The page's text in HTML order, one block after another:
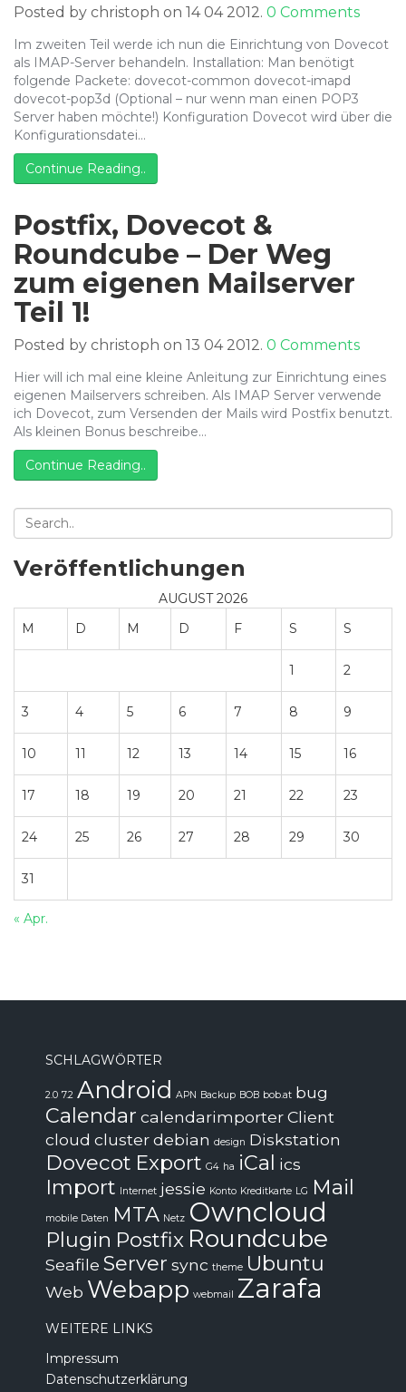
Posted by christoph on 14 04 2012. 0 Comments
Im zweiten Teil werde ich nun die Einrichtung von Dovecot
als IMAP-Server behandeln. Installation: Man benötigt
folgende Packete: dovecot-common dovecot-imapd
dovecot-pop3d (Optional – nur wenn man einen POP3
Server haben möchte!) Konfiguration Dovecot wird über die
Konfigurationsdatei…
Continue Reading..
Postfix, Dovecot &
Roundcube – Der Weg
zum eigenen Mailserver
Teil 1!
Posted by christoph on 13 04 2012. 0 Comments
Hier will ich mal eine kleine Anleitung zur Einrichtung eines
eigenen Mailservers schreiben. Als IMAP Server verwende
ich Dovecot, zum Versenden der Mails wird Postfix benutzt.
Als kleinen Bonus beschreibe…
Continue Reading..
Veröffentlichungen
AUGUST 2026
M
D M D F S S
1 2
3 4 5 6 7 8 9
10 11 12 13 14 15 16
17 18 19 20 21 22 23
24 25 26 27 28 29 30
31
« Apr.
SCHLAGWÖRTER
2.0 7.2 Android APN Backup BOB bob.at bug
Calendar calendarimporterClient
cloud clusterdebian design Diskstation
Dovecot Export G4 ha iCal ics
Import Internet jessie Konto Kreditkarte LG Mail
mobile Daten MTA Netz Owncloud
Plugin Postfix Roundcube
Seafile Server sync theme Ubuntu
Web Webapp webmail Zarafa
WEITERE LINKS
Impressum
Datenschutzerklärung